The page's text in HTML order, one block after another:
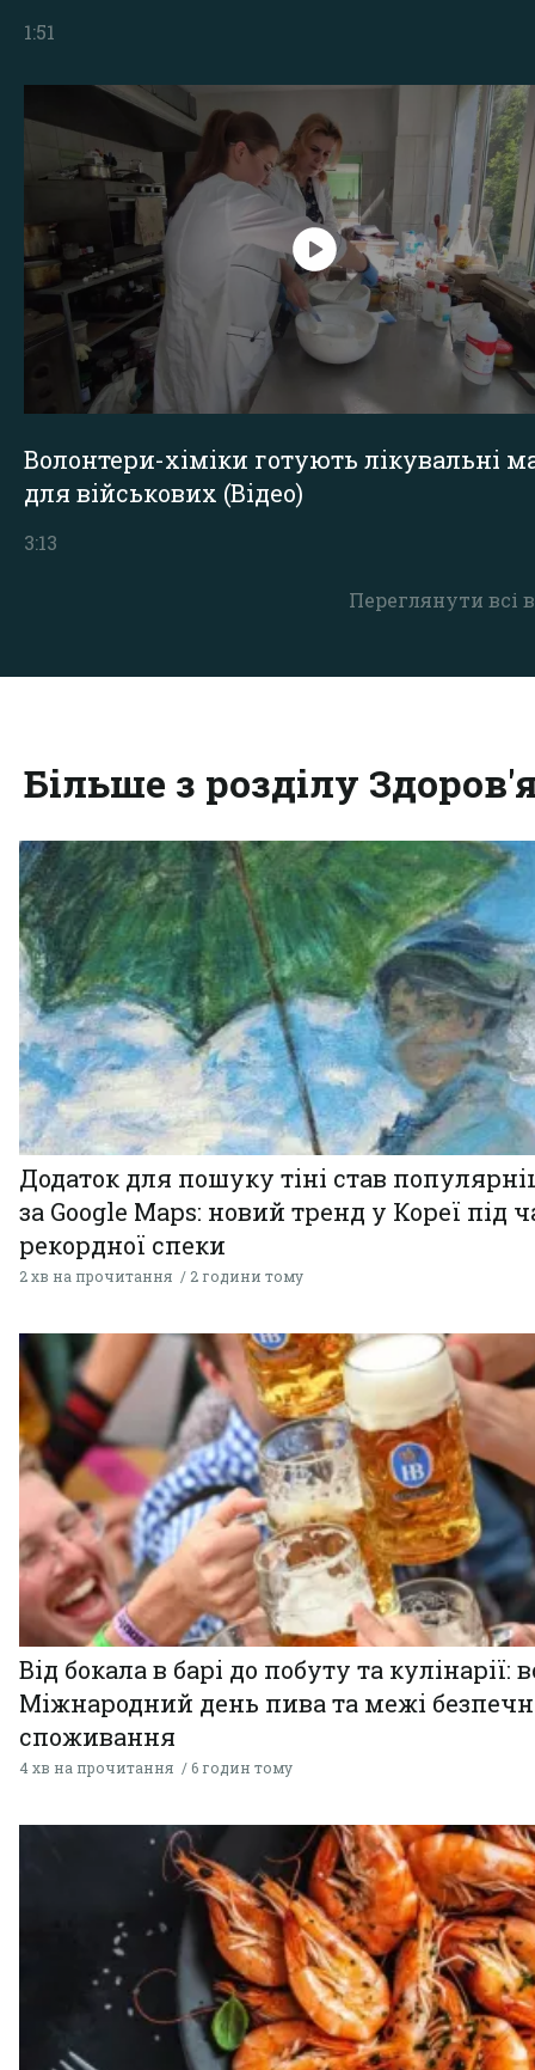
Переглянути всі
1:51
Волонтери-хіміки готують лікувальні
для військових (Відео)
3:13
Більше з розділу
Додаток для пошуку тіні став
за Google Maps: новий тренд у Кореї під
рекордної спеки
2 хв на прочитання 2 години тому
Від бокала в барі до побуту та кулінарії:
Міжнародний день пива та межі
споживання
4 хв на прочитання 6 годин тому